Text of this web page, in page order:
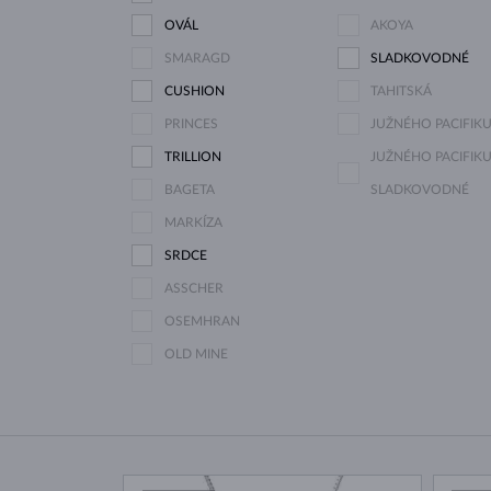
OVÁL
SMARAGD
CUSHION
PRINCES
TRILLION
BAGETA
MARKÍZA
SRDCE
ASSCHER
OSEMHRAN
OLD MINE
AKOYA
SLADKOVODNÉ
TAHITSKÁ
JUŽNÉHO PACIFIKU
JUŽNÉHO
SLADKOVODNÉ